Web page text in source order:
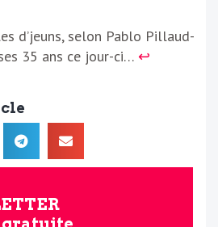
d’jeuns, selon Pablo Pillaud-
35 ans ce jour-ci… ↩︎